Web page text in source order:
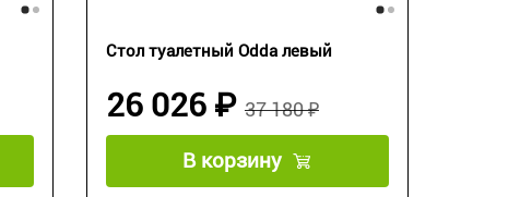
Стол туалетный Odda левый
37 180 ₽
26 026 ₽
В корзину